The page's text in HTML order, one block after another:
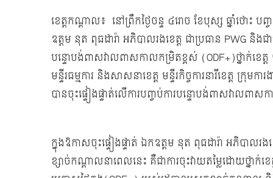
ខេត្តកណ្តាល៖ នៅព្រឹកថ្ងៃចន្ទ ៤រោច ខែបុស្ស​ ឆ្នាំថោ
ឧត្តម នុត ពុធដារ៉ា អភិបាលរងខេត្ត ជាប្រធាន PWG និងជា
បន្ទោបង់ពាសវាលពាសកាលកម្រិតខ្ពស់ (ODF+)ថ្នាក់​ខេត្ត​
មន្ទីរ​ធម្មការ​ និងសាសនា​ខេត្ត មន្ទីរកិច្ចការនារីខេត្ត ក្
បានចុះផ្ទៀងផ្ទាត់លើការបញ្ចប់ការបន្ទោបង់ពាសវាលព
ក្នុងឱកាសចុះផ្ទៀងផ្ទាត់ ឯកឧត្តម នុត ពុធដារ៉ា អភិបាលរង
ខ្សាច់កណ្ដាលនាពេលនេះ គឺជាការចុះវាយតម្លៃដោយថ្នាក់